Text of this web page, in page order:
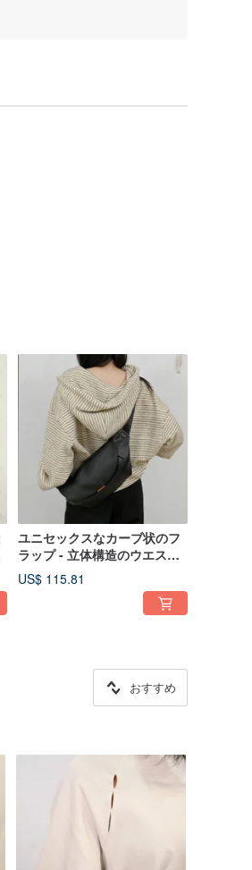
ユニセックスなカーブ状のフ
ラップ - 立体構造のウエスト
バッグ/バックパック - 黒
US$ 115.81
おすすめ